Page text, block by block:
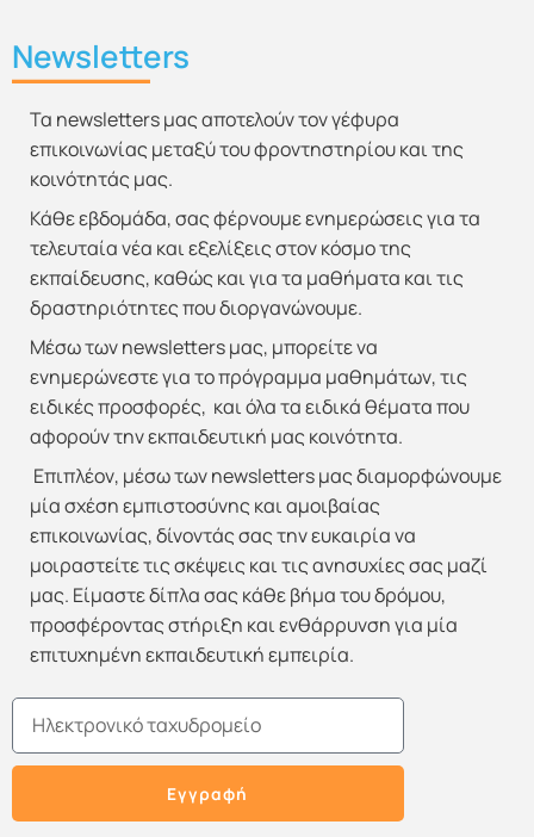
Newsletters
Τα newsletters μας αποτελούν τον γέφυρα
επικοινωνίας μεταξύ του φροντηστηρίου και της
κοινότητάς μας.
Κάθε εβδομάδα, σας φέρνουμε ενημερώσεις για τα
τελευταία νέα και εξελίξεις στον κόσμο της
εκπαίδευσης, καθώς και για τα μαθήματα και τις
δραστηριότητες που διοργανώνουμε.
Μέσω των newsletters μας, μπορείτε να
ενημερώνεστε για το πρόγραμμα μαθημάτων, τις
ειδικές προσφορές, και όλα τα ειδικά θέματα που
αφορούν την εκπαιδευτική μας κοινότητα.
Επιπλέον, μέσω των newsletters μας διαμορφώνουμε
μία σχέση εμπιστοσύνης και αμοιβαίας
επικοινωνίας, δίνοντάς σας την ευκαιρία να
μοιραστείτε τις σκέψεις και τις ανησυχίες σας μαζί
μας. Είμαστε δίπλα σας κάθε βήμα του δρόμου,
προσφέροντας στήριξη και ενθάρρυνση για μία
επιτυχημένη εκπαιδευτική εμπειρία.
Email
Εγγραφή